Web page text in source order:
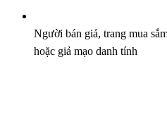
Người bán giả, trang mua
hoặc giả mạo danh tính